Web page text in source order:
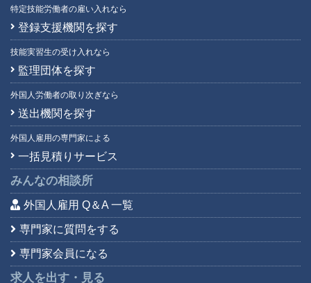
特定技能労働者の雇い入れなら
登録支援機関を探す
技能実習生の受け入れなら
監理団体を探す
外国人労働者の取り次ぎなら
送出機関を探す
外国人雇用の専門家による
一括見積りサービス
みんなの相談所
外国人雇用 Q＆A 一覧
専門家に質問をする
専門家会員になる
求人を出す・見る